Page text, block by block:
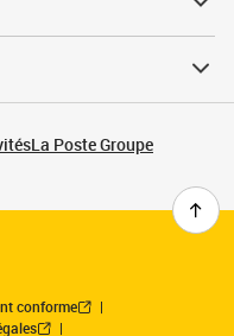
La Poste Groupe
conforme